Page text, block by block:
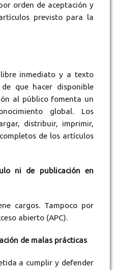
orden de aceptación y
previsto para la
libre inmediato y a texto
que hacer disponible
al público fomenta un
global. Los
distribuir, imprimir,
de los artículos
ni de publicación en
cargos. Tampoco por
abierto (APC).
de malas prácticas
a cumplir y defender